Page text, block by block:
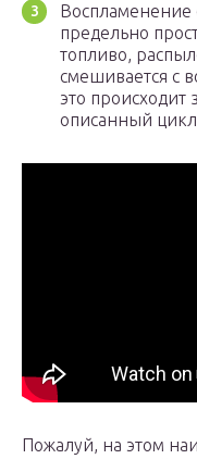
Воспламенение
предельно
топливо,
смешивается с
это происходит
описанный цикл
Пожалуй, на этом